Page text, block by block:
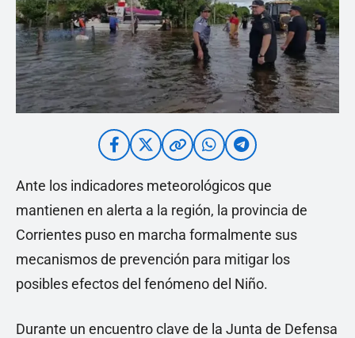
Ante los indicadores meteorológicos que
mantienen en alerta a la región, la provincia de
Corrientes puso en marcha formalmente sus
mecanismos de prevención para mitigar los
posibles efectos del fenómeno del Niño.
Durante un encuentro clave de la Junta de Defensa